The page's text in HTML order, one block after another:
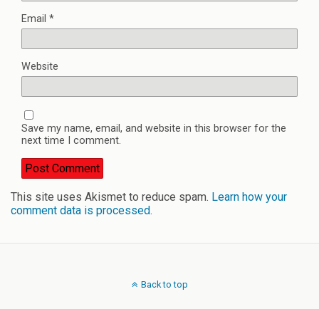
Email *
Website
Save my name, email, and website in this browser for the
next time I comment.
This site uses Akismet to reduce spam. Learn how your
comment data is processed.
Back to top